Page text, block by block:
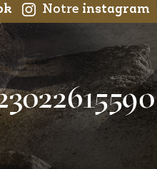
Notre instagram